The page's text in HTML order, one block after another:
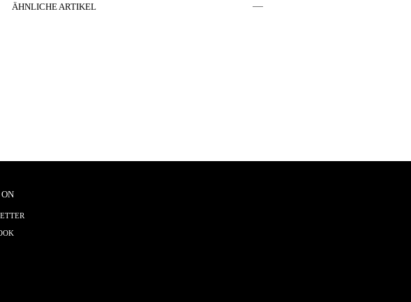
ÄHNLICHE ARTIKEL